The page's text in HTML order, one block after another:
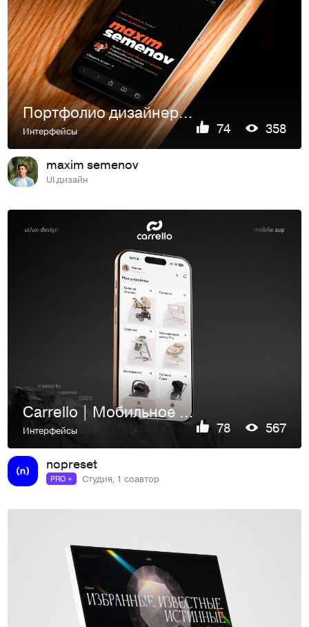
Портфолио дизайнера | Веб-сайт
Интерфейсы 74 358
maxim semenov
UI дизайн
Carrello | Мобильное приложение
Интерфейсы 78 567
nopreset
PRO + Студия, 1 соавтор